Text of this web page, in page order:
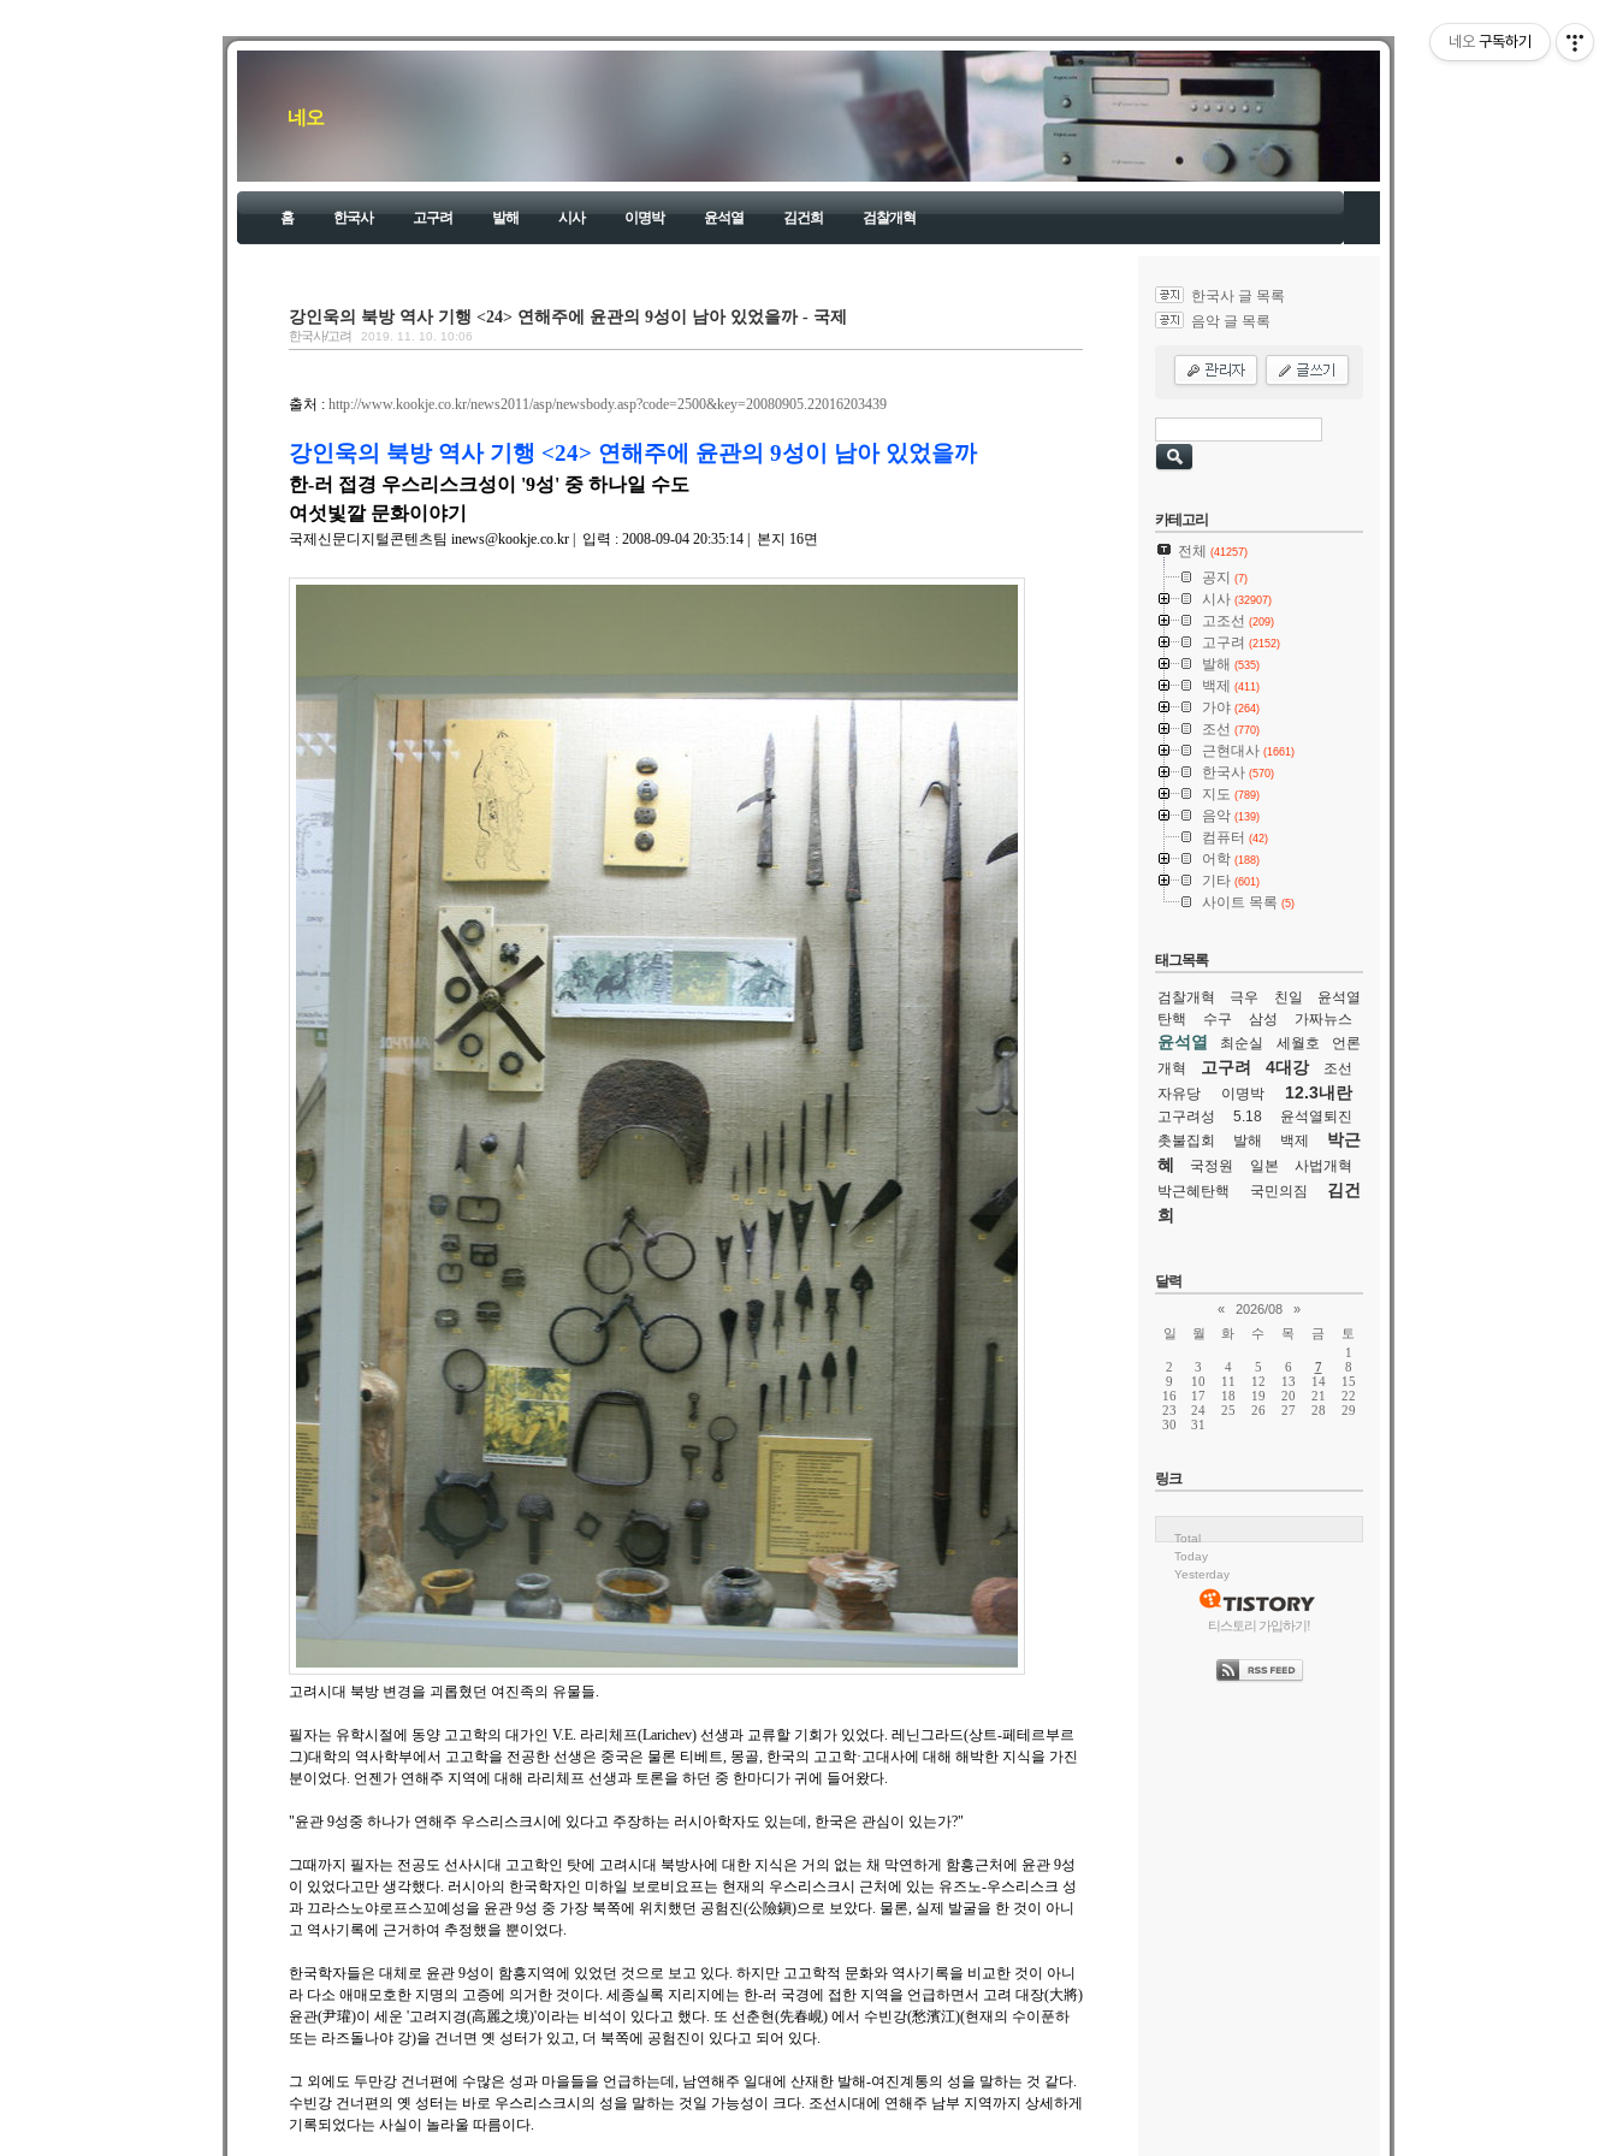
네오
홈 한국사 고구려 발해 시사 이명박 윤석열 김건희 검찰개혁
강인욱의 북방 역사 기행 <24> 연해주에 윤관의 9성이 남아 있었을까 - 국제
한국사/고려 2019. 11. 10. 10:06
출처 : http://www.kookje.co.kr/news2011/asp/newsbody.asp?code=2500&key=20080905.22016203439
강인욱의 북방 역사 기행 <24> 연해주에 윤관의 9성이 남아 있었을까
한-러 접경 우스리스크성이 '9성' 중 하나일 수도
여섯빛깔 문화이야기
국제신문디지털콘텐츠팀 inews@kookje.co.kr | 입력 : 2008-09-04 20:35:14 | 본지 16면
고려시대 북방 변경을 괴롭혔던 여진족의 유물들.
필자는 유학시절에 동양 고고학의 대가인 V.E. 라리체프(Larichev) 선생과 교류할 기회가 있었다. 레닌그라드(상트-페테르부르
그)대학의 역사학부에서 고고학을 전공한 선생은 중국은 물론 티베트, 몽골, 한국의 고고학·고대사에 대해 해박한 지식을 가진
분이었다. 언젠가 연해주 지역에 대해 라리체프 선생과 토론을 하던 중 한마디가 귀에 들어왔다.
"윤관 9성중 하나가 연해주 우스리스크시에 있다고 주장하는 러시아학자도 있는데, 한국은 관심이 있는가?"
그때까지 필자는 전공도 선사시대 고고학인 탓에 고려시대 북방사에 대한 지식은 거의 없는 채 막연하게 함흥근처에 윤관 9성
이 있었다고만 생각했다. 러시아의 한국학자인 미하일 보로비요프는 현재의 우스리스크시 근처에 있는 유즈노-우스리스크 성
과 끄라스노야로프스꼬예성을 윤관 9성 중 가장 북쪽에 위치했던 공험진(公險鎭)으로 보았다. 물론, 실제 발굴을 한 것이 아니
고 역사기록에 근거하여 추정했을 뿐이었다.
한국학자들은 대체로 윤관 9성이 함흥지역에 있었던 것으로 보고 있다. 하지만 고고학적 문화와 역사기록을 비교한 것이 아니
라 다소 애매모호한 지명의 고증에 의거한 것이다. 세종실록 지리지에는 한-러 국경에 접한 지역을 언급하면서 고려 대장(大將)
윤관(尹瓘)이 세운 '고려지경(高麗之境)'이라는 비석이 있다고 했다. 또 선춘현(先春峴) 에서 수빈강(愁濱江)(현재의 수이푼하
또는 라즈돌나야 강)을 건너면 옛 성터가 있고, 더 북쪽에 공험진이 있다고 되어 있다.
그 외에도 두만강 건너편에 수많은 성과 마을들을 언급하는데, 남연해주 일대에 산재한 발해-여진계통의 성을 말하는 것 같다.
수빈강 건너편의 옛 성터는 바로 우스리스크시의 성을 말하는 것일 가능성이 크다. 조선시대에 연해주 남부 지역까지 상세하게
기록되었다는 사실이 놀라울 따름이다.
한국사 글 목록
음악 글 목록
카테고리
전체
(41257)
공지 (7)
시사 (32907)
고조선 (209)
고구려 (2152)
발해 (535)
백제 (411)
가야 (264)
조선 (770)
근현대사 (1661)
한국사 (570)
지도 (789)
음악 (139)
컴퓨터 (42)
어학 (188)
기타 (601)
사이트 목록 (5)
태그목록
검찰개혁 극우 친일
윤석열
탄핵
수구 삼성 가짜뉴스
윤석열 최순실 세월호
언론
개혁
고구려 4대강
조선
자유당
이명박 12.3내란
고구려성 5.18
윤석열퇴진
촛불집회
발해 백제
박근
혜
국정원 일본
사법개혁
박근혜탄핵
국민의짐
김건
희
달력
« 2026/08
»
일
월 화 수 목 금
토
1
2
3 4 5 6 7
8
9
10 11 12 13 14
15
16
17 18 19 20 21
22
23
24 25 26 27 28
29
30
31
링크
Total
Today
Yesterday
티스토리 가입하기!
네오 구독하기